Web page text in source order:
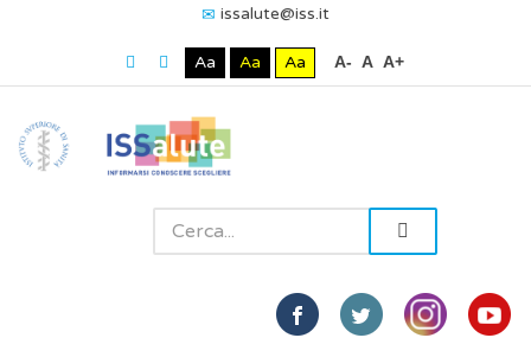
issalute@iss.it
Aa Aa Aa A- A A+